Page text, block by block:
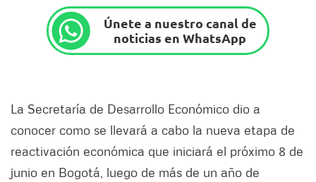
Únete a nuestro canal de
noticias en WhatsApp
La Secretaría de Desarrollo Económico dio a
conocer como se llevará a cabo la nueva etapa de
reactivación económica que iniciará el próximo 8 de
junio en Bogotá, luego de más de un año de